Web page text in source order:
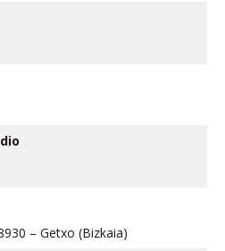
– Getxo (Bizkaia)